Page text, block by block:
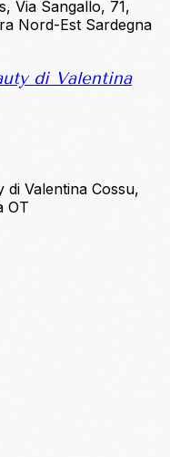
Via Sangallo, 71,
Nord-Est Sardegna
di Valentina
di Valentina Cossu,
OT